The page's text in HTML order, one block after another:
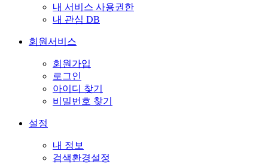
내 서비스 사용권한
내 관심 DB
회원서비스
회원가입
로그인
아이디 찾기
비밀번호 찾기
설정
내 정보
검색환경설정